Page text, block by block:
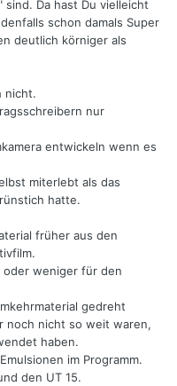
Da hast Du vielleicht
schon damals Super
deutlich körniger als
nicht.
nur
entwickeln wenn es
miterlebt als das
hatte.
früher aus den
oder weniger für den
gedreht
noch nicht so weit waren,
haben.
im Programm.
den UT 15.